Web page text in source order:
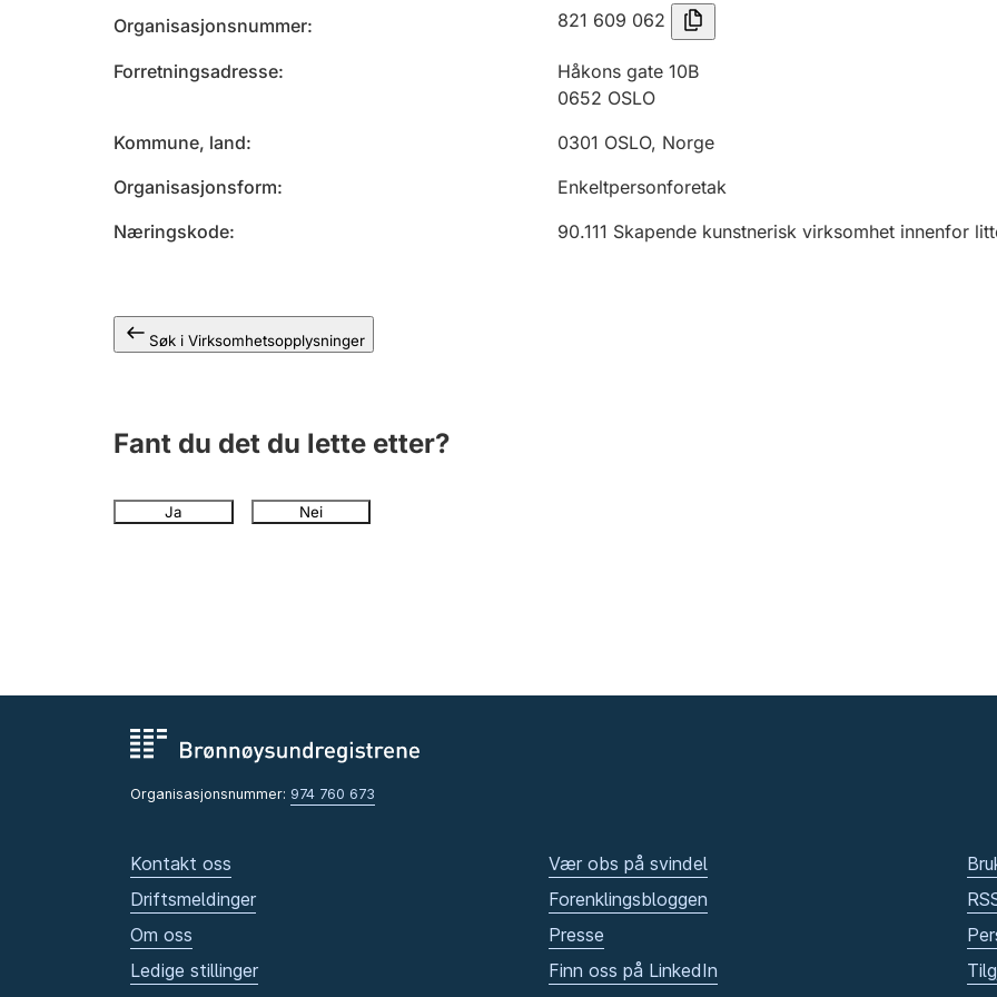
Organisasjonsnummer 821 609 062
Forretningsadresse
Håkons gate 10B
0652 OSLO
Kommune, land
0301 OSLO, Norge
Organisasjonsform
Enkeltpersonforetak
Næringskode
90.111 Skapende kunstnerisk virksomhet innenfor
Søk i Virksomhetsopplysninger
Fant du det du lette etter?
Ja Nei
Organisasjonsnummer: 974 760 673
Kontakt oss
Driftsmeldinger
Om oss
Ledige stillinger
Vær obs på svindel
Forenklingsbloggen
Presse
Finn oss på LinkedIn